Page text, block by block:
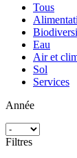
Tous
Eau
Air et
Sol
Services
Année
Filtres